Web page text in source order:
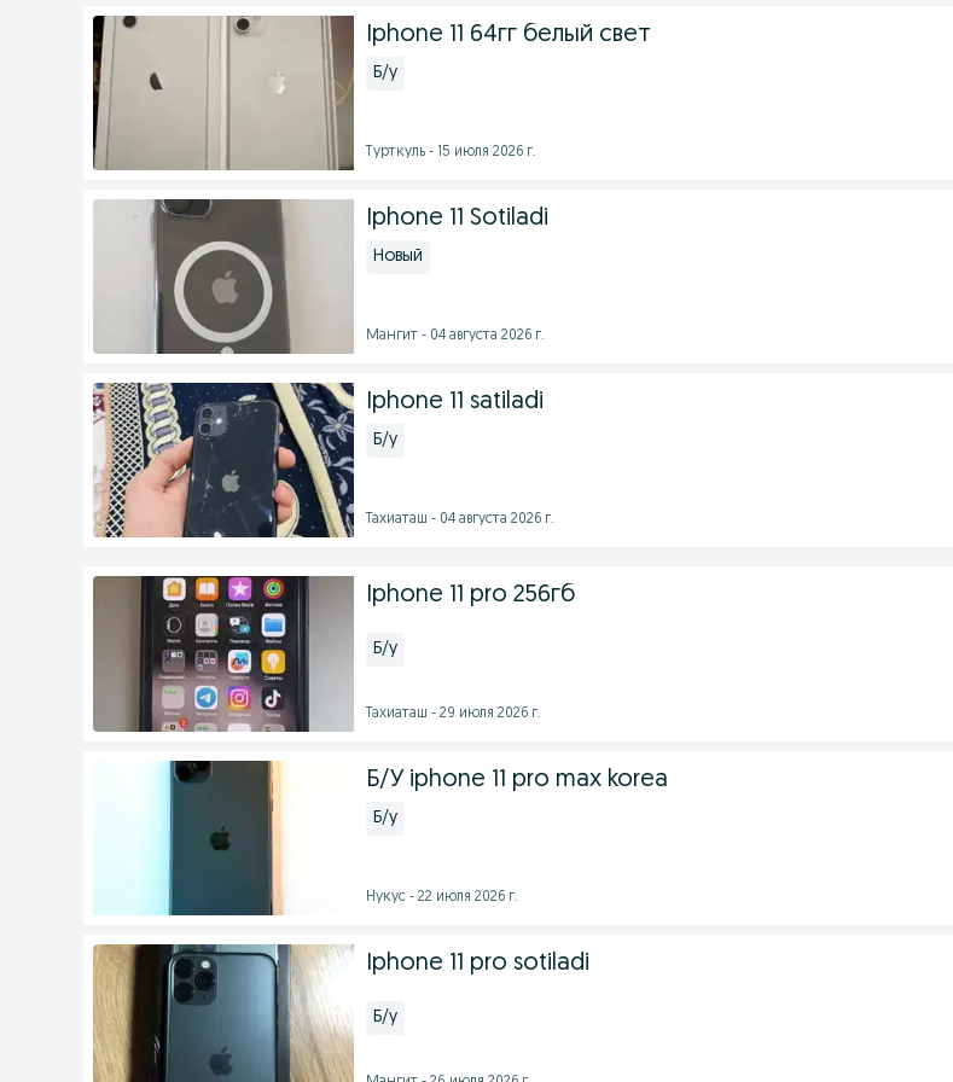
Iphone 11 64гг белый свет
Б/у
Турткуль - 15 июля 2026 г.
Iphone 11 Sotiladi
Новый
Мангит - 04 августа 2026 г.
Iphone 11 satiladi
Б/у
Тахиаташ - 04 августа 2026 г.
Iphone 11 pro 256гб
Б/у
Тахиаташ - 29 июля 2026 г.
Б/У iphone 11 pro max korea
Б/у
Нукус - 22 июля 2026 г.
Iphone 11 pro sotiladi
Б/у